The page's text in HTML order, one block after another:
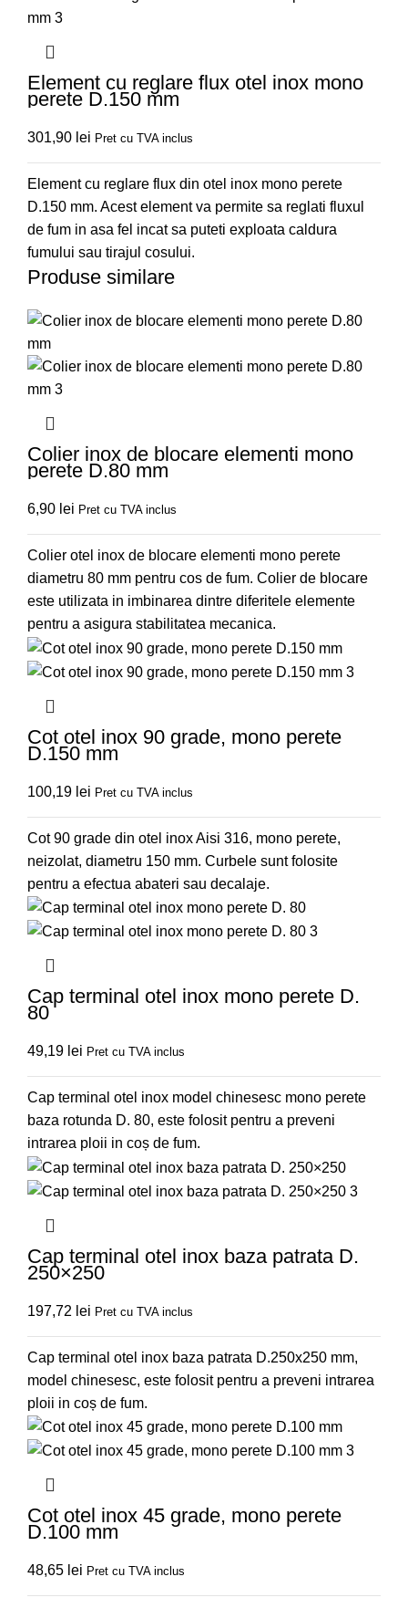
Element cu reglare flux otel inox mono
perete D.150 mm
301,90 lei Pret cu TVA inclus
Element cu reglare flux din otel inox mono perete
D.150 mm. Acest element va permite sa reglati fluxul
de fum in asa fel incat sa puteti exploata caldura
fumului sau tirajul cosului.
Produse similare
Colier inox de blocare elementi mono
perete D.80 mm
6,90 lei Pret cu TVA inclus
Colier otel inox de blocare elementi mono perete
diametru 80 mm pentru cos de fum. Colier de blocare
este utilizata in imbinarea dintre diferitele elemente
pentru a asigura stabilitatea mecanica.
Cot otel inox 90 grade, mono perete
D.150 mm
100,19 lei Pret cu TVA inclus
Cot 90 grade din otel inox Aisi 316, mono perete,
neizolat, diametru 150 mm. Curbele sunt folosite
pentru a efectua abateri sau decalaje.
Cap terminal otel inox mono perete D.
80
49,19 lei Pret cu TVA inclus
Cap terminal otel inox model chinesesc mono perete
baza rotunda D. 80, este folosit pentru a preveni
intrarea ploii in coș de fum.
Cap terminal otel inox baza patrata D.
250×250
197,72 lei Pret cu TVA inclus
Cap terminal otel inox baza patrata D.250x250 mm,
model chinesesc, este folosit pentru a preveni intrarea
ploii in coș de fum.
Cot otel inox 45 grade, mono perete
D.100 mm
48,65 lei Pret cu TVA inclus